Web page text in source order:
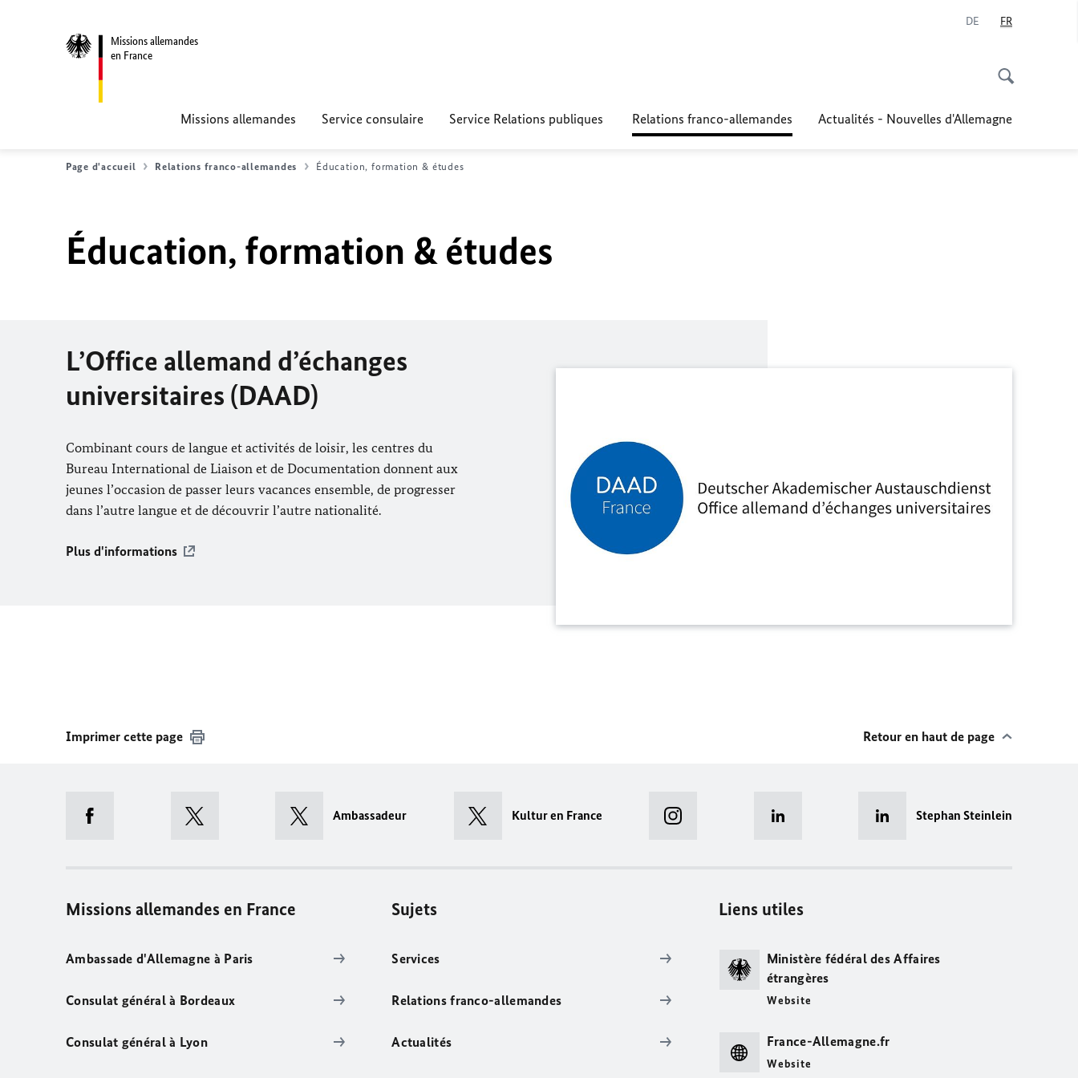
Missions allemandes
en France
DE FR
Missions allemandes Service consulaire Service Relations publiques Relations franco-allemandes Actualités - Nouvelles d'Allemagne
Page d'accueil Relations franco-allemandes Éducation, formation & études
Éducation, formation & études
L’Office allemand d’échanges
universitaires (DAAD)
Combinant cours de langue et activités de loisir, les centres du
Bureau International de Liaison et de Documentation donnent aux
jeunes l’occasion de passer leurs vacances ensemble, de progresser
dans l’autre langue et de découvrir l’autre nationalité.
Plus d'informations
Imprimer cette page Retour en haut de page
Ambassadeur Kultur en France Stephan Steinlein
Missions allemandes en France
Ambassade d'Allemagne à Paris
Consulat général à Bordeaux
Consulat général à Lyon
Sujets
Services
Relations franco-allemandes
Actualités
Liens utiles
Ministère fédéral des Affaires
étrangères
Website
France-Allemagne.fr
Website